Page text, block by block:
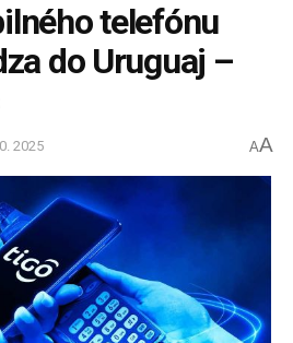
telefónu
do Uruguaj –
2025 AA